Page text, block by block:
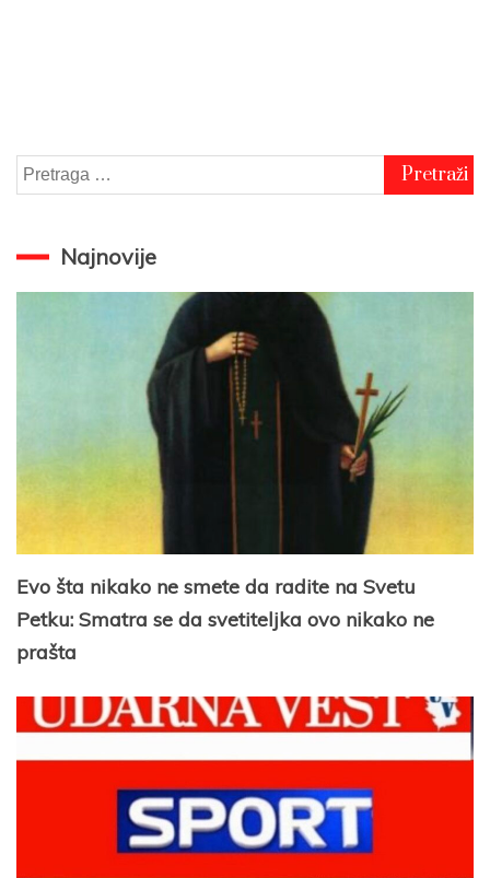
Pretraga
za:
Najnovije
Evo šta nikako ne smete da radite na Svetu
Petku: Smatra se da svetiteljka ovo nikako ne
prašta